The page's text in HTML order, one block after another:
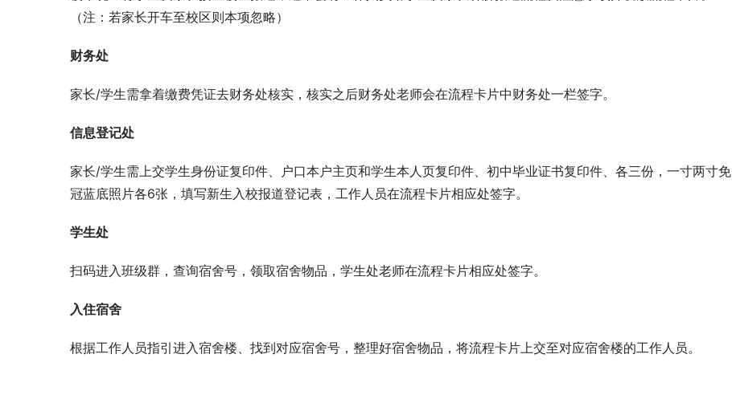
（注：若家长开车至校区则本项忽略）
财务处
家长/学生需拿着缴费凭证去财务处核实，核实之后财务处老师会在流程卡片中财务处一栏签字。
信息登记处
家长/学生需上交学生身份证复印件、户口本户主页和学生本人页复印件、初中毕业证书复印件、各三份，一寸两寸免
冠蓝底照片各6张，填写新生入校报道登记表，工作人员在流程卡片相应处签字。
学生处
扫码进入班级群，查询宿舍号，领取宿舍物品，学生处老师在流程卡片相应处签字。
入住宿舍
根据工作人员指引进入宿舍楼、找到对应宿舍号，整理好宿舍物品，将流程卡片上交至对应宿舍楼的工作人员。